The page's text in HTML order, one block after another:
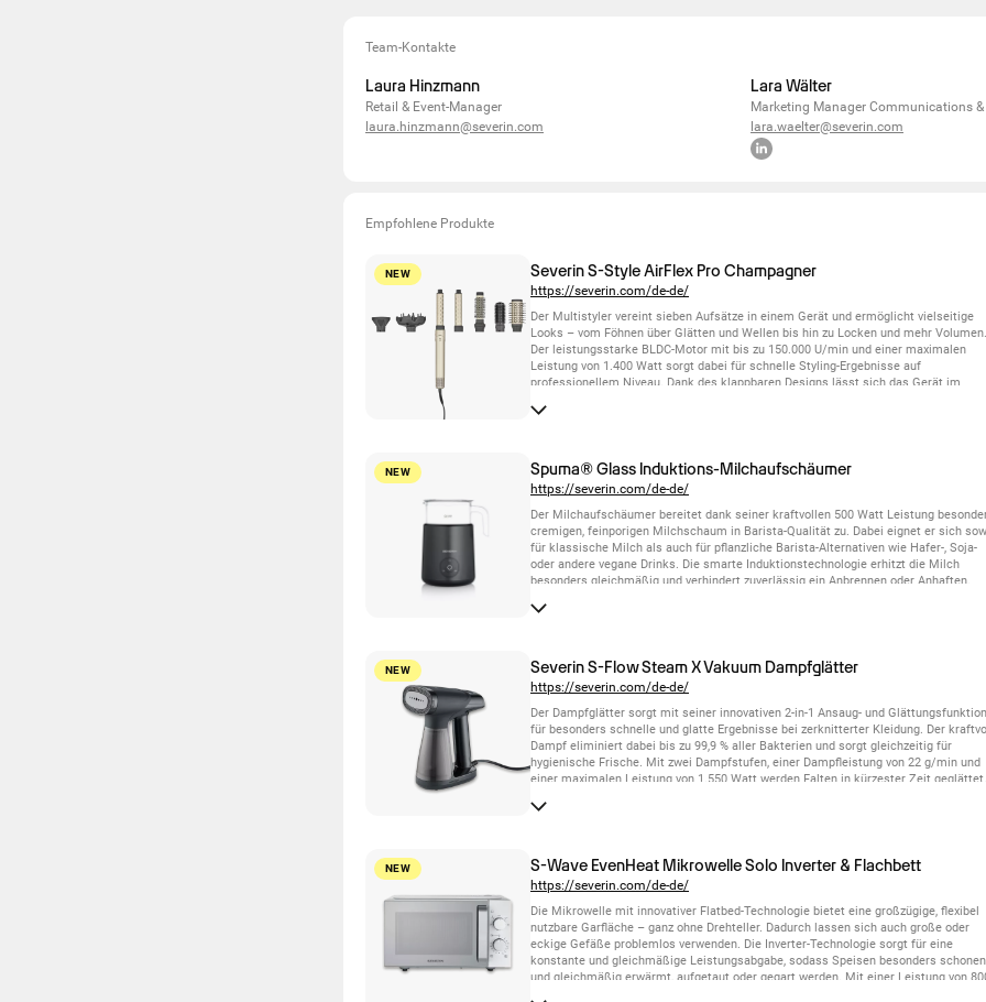
Team-Kontakte
Laura Hinzmann
Retail & Event-Manager
laura.hinzmann@severin.com
Lara Wälter
Marketing Manager Communications
lara.waelter@severin.com
Empfohlene Produkte
NEW Severin S-Style AirFlex Pro Champagner
https://severin.com/de-de/
Der Multistyler vereint sieben Aufsätze in einem Gerät und ermöglicht vielseitige
Looks – vom Föhnen über Glätten und Wellen bis hin zu Locken und mehr Volumen.
Der leistungsstarke BLDC-Motor mit bis zu 150.000 U/min und einer maximalen
Leistung von 1.400 Watt sorgt dabei für schnelle Styling-Ergebnisse auf
professionellem Niveau. Dank des klappbaren Designs lässt sich das Gerät im
Flexibilität. Die integrierte Ionen-Technologie reduziert statische Aufladung, beugt
Shot-Funktion zum Fixieren der Frisur zur Verfügung. Das 2,80 Meter lange Kabel
für viel Bewegungsfreiheit beim Stylen. Eine integrierte Selbstreinigungsfunktion
das Gerät hygienisch sauber und unterstützt eine dauerhaft hohe
NEW Spuma® Glass Induktions-Milchaufschäumer
https://severin.com/de-de/
Der Milchaufschäumer bereitet dank seiner kraftvollen 500 Watt Leistung
cremigen, feinporigen Milchschaum in Barista-Qualität zu. Dabei eignet er sich
für klassische Milch als auch für pflanzliche Barista-Alternativen wie Hafer-, Soja-
oder andere vegane Drinks. Die smarte Induktionstechnologie erhitzt die Milch
besonders gleichmäßig und verhindert zuverlässig ein Anbrennen oder Anhaften.
ml Milch erwärmen und sogar echte heiße Schokolade zubereiten. Der
den gesamten Zubereitungsprozess ermöglicht.
NEW Severin S-Flow Steam X Vakuum Dampfglätter
https://severin.com/de-de/
Der Dampfglätter sorgt mit seiner innovativen 2-in-1 Ansaug- und Glättungsfunktion
für besonders schnelle und glatte Ergebnisse bei zerknitterter Kleidung. Der
Dampf eliminiert dabei bis zu 99,9 % aller Bakterien und sorgt gleichzeitig für
hygienische Frische. Mit zwei Dampfstufen, einer Dampfleistung von 22 g/min und
einer maximalen Leistung von 1.550 Watt werden Falten in kürzester Zeit geglättet.
längeres Arbeiten ohne Nachfüllen möglich ist. Die breite, keramikbeschichtete
eine komfortable und sichere Handhabung.
NEW S-Wave EvenHeat Mikrowelle Solo Inverter & Flachbett
https://severin.com/de-de/
Die Mikrowelle mit innovativer Flatbed-Technologie bietet eine großzügige, flexibel
nutzbare Garfläche – ganz ohne Drehteller. Dadurch lassen sich auch große oder
eckige Gefäße problemlos verwenden. Die Inverter-Technologie sorgt für eine
konstante und gleichmäßige Leistungsabgabe, sodass Speisen besonders
und gleichmäßig erwärmt, aufgetaut oder gegart werden. Mit einer Leistung von